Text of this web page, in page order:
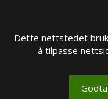
Dette nettstedet
å tilpasse